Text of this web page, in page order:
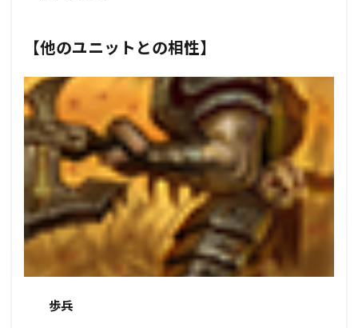
【他のユニットとの相性】
歩兵